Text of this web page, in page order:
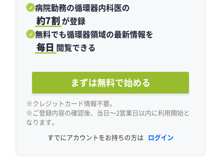
✓ 病院勤務の循環器内科医の
約7割 が登録
✓ 無料でも循環器領域の最新情報を
毎日 閲覧できる
まずは無料で始める
※クレジットカード情報不要。
※ご登録内容の確認後、当日〜2営業日以内に利用開始と
なります。
すでにアカウントをお持ちの方は ログイン